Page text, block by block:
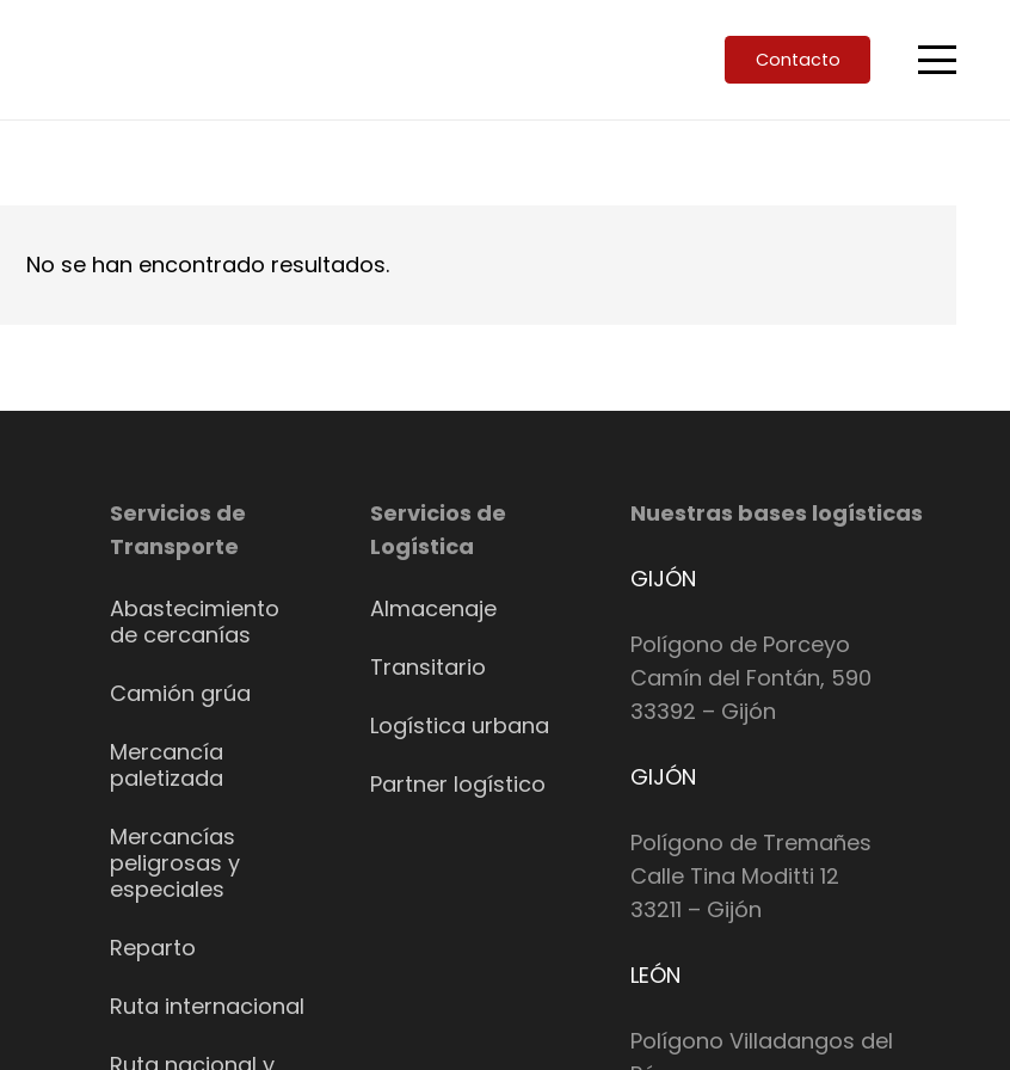
Contacto
No se han encontrado resultados.
Servicios de
Transporte
Abastecimiento
de cercanías
Camión grúa
Mercancía
paletizada
Mercancías
peligrosas y
especiales
Reparto
Ruta internacional
Servicios de
Logística
Almacenaje
Transitario
Logística urbana
Partner logístico
Nuestras bases logísticas
GIJÓN
Polígono de Porceyo
Camín del Fontán, 590
33392 – Gijón
GIJÓN
Polígono de Tremañes
Calle Tina Moditti 12
33211 – Gijón
LEÓN
Polígono Villadangos del